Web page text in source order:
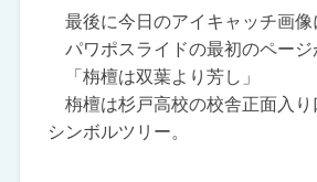
最後に今日のアイキャッチ画像
パワポスライドの最初のページ
「栴檀は双葉より芳し」
栴檀は杉戸高校の校舎正面入り
シンボルツリー。